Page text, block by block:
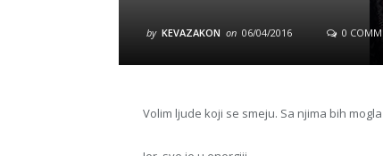
by KEVAZAKON on 06/04/2016 0
Volim ljude koji se smeju. Sa njima bih